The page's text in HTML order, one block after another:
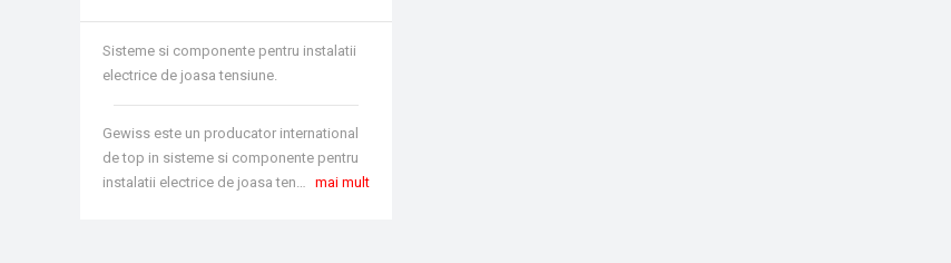
Sisteme si componente pentru instalatii
electrice de joasa tensiune.
Gewiss este un producator international
de top in sisteme si componente pentru
instalatii electrice de joasa tensiune. Oferta Gewiss cuprinde de la aparataje electrice conventionale, comutatoare de siguranta, tablouri de distributie, prize si fise industriale, sisteme de jgheaburi si canale de cablu pana la solutii pentru iluminat. Dezvoltarea ca prima constanta de gestiune a firmei, a permis firmei Gewiss sa se afirme ca interlocutor de referinta pe piata electrotehnicii, furnizand solutii in domeniile domoticii, energiei si luminotehnicii. Astazi este prezenta in Franta, Germania, Anglia, Spania, Portugalia, China, Rusia, Turcia, Romania, Chile, Emiratele Arabe si in alte 80 de tari din lume. mai mult